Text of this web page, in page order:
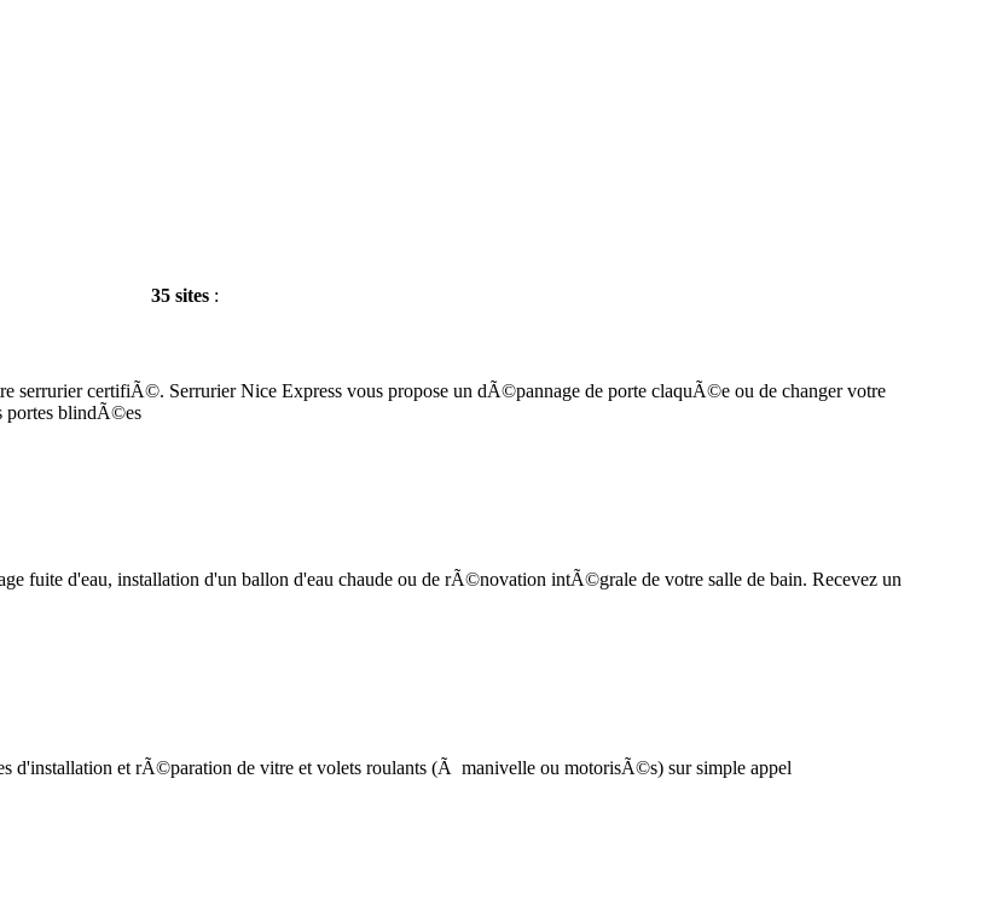
35 sites :
certifiÃ©. Serrurier Nice Express vous propose un dÃ©pannage de porte claquÃ©e ou de changer votre
portes blindÃ©es
fuite d'eau, installation d'un ballon d'eau chaude ou de rÃ©novation intÃ©grale de votre salle de bain. Recevez un
d'installation et rÃ©paration de vitre et volets roulants (Ã manivelle ou motorisÃ©s) sur simple appel